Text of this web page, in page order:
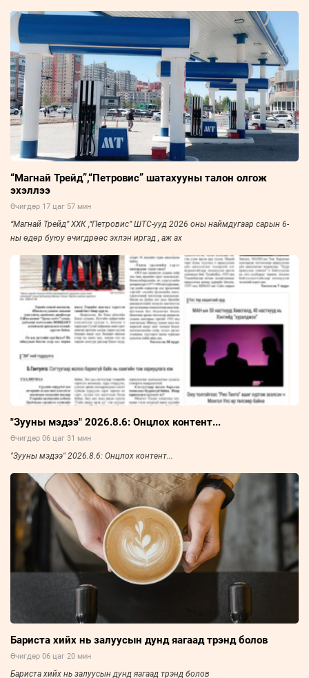
“Магнай Трейд”,“Петровис” шатахууны талон олгож
эхэллээ
Өчигдөр 17 цаг 57 мин
“Магнай Трейд” ХХК ,“Петровис” ШТС-ууд 2026 оны наймдугаар сарын 6-
ны өдөр буюу өчигдрөөс эхлэн иргэд , аж ах
"Зууны мэдээ" 2026.8.6: Онцлох контент...
Өчигдөр 06 цаг 31 мин
"Зууны мэдээ" 2026.8.6: Онцлох контент...
Бариста хийх нь залуусын дунд яагаад трэнд болов
Өчигдөр 06 цаг 20 мин
Бариста хийх нь залуусын дунд яагаад трэнд болов